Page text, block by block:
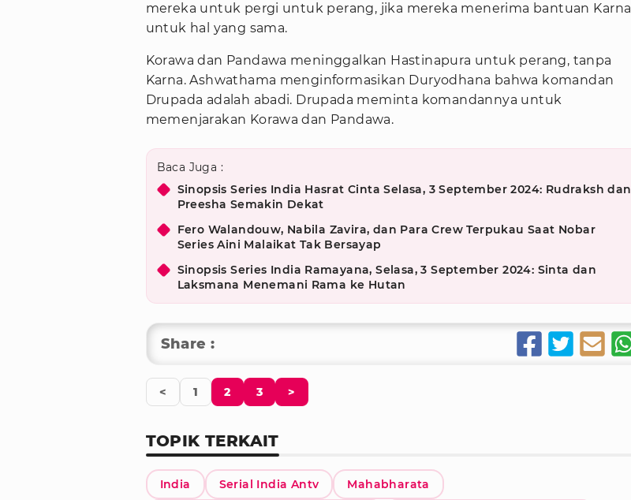
mereka untuk pergi untuk perang, jika mereka menerima bantuan Karna
untuk hal yang sama.
Korawa dan Pandawa meninggalkan Hastinapura untuk perang, tanpa
Karna. Ashwathama menginformasikan Duryodhana bahwa komandan
Drupada adalah abadi. Drupada meminta komandannya untuk
memenjarakan Korawa dan Pandawa.
Baca Juga :
Sinopsis Series India Hasrat Cinta Selasa, 3 September 2024: Rudraksh dan
Preesha Semakin Dekat
Fero Walandouw, Nabila Zavira, dan Para Crew Terpukau Saat Nobar
Series Aini Malaikat Tak Bersayap
Sinopsis Series India Ramayana, Selasa, 3 September 2024: Sinta dan
Laksmana Menemani Rama ke Hutan
Share :
< 1 2 3 >
TOPIK TERKAIT
India Serial India Antv Mahabharata